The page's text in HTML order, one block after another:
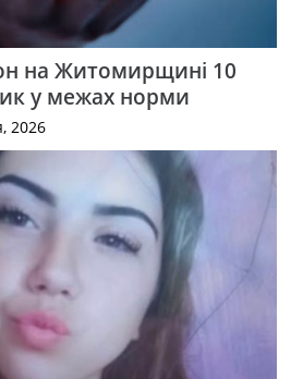
на Житомирщині 10
у межах норми
2026